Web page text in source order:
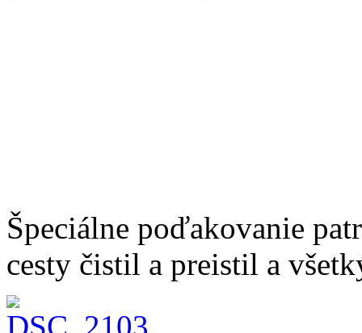
Špeciálne poďakovanie
cesty čistil a preistil a